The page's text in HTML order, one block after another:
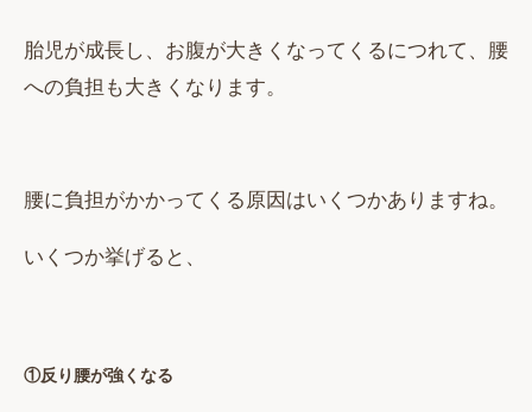
胎児が成長し、お腹が大きくなってくるにつれて、腰
への負担も大きくなります。
腰に負担がかかってくる原因はいくつかありますね。
いくつか挙げると、
①反り腰が強くなる